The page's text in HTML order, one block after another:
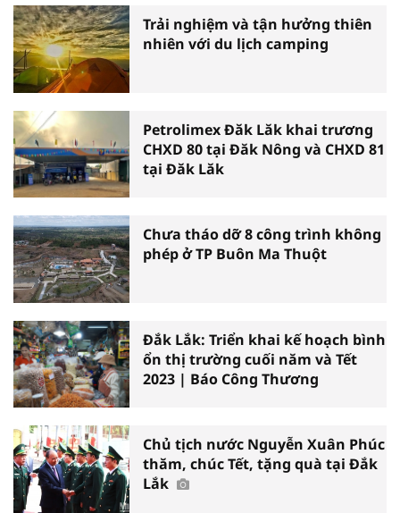
Trải nghiệm và tận hưởng thiên
nhiên với du lịch camping
Petrolimex Đăk Lăk khai trương
CHXD 80 tại Đăk Nông và CHXD 81
tại Đăk Lăk
Chưa tháo dỡ 8 công trình không
phép ở TP Buôn Ma Thuột
Đắk Lắk: Triển khai kế hoạch bình
ổn thị trường cuối năm và Tết
2023 | Báo Công Thương
Chủ tịch nước Nguyễn Xuân Phúc
thăm, chúc Tết, tặng quà tại Đắk
Lắk